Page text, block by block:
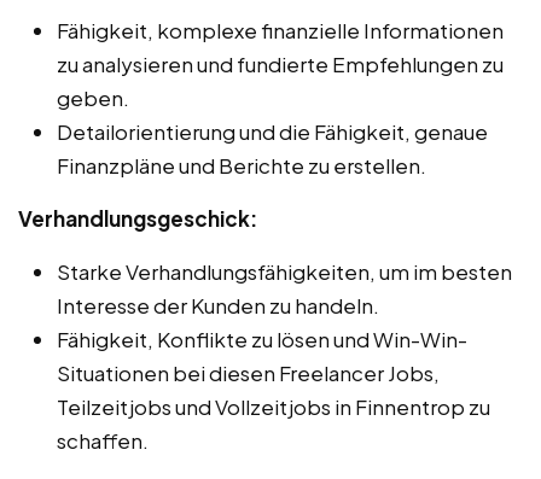
Fähigkeit, komplexe finanzielle Informationen
zu analysieren und fundierte Empfehlungen zu
geben.
Detailorientierung und die Fähigkeit, genaue
Finanzpläne und Berichte zu erstellen.
Verhandlungsgeschick:
Starke Verhandlungsfähigkeiten, um im besten
Interesse der Kunden zu handeln.
Fähigkeit, Konflikte zu lösen und Win-Win-
Situationen bei diesen Freelancer Jobs,
Teilzeitjobs und Vollzeitjobs in Finnentrop zu
schaffen.